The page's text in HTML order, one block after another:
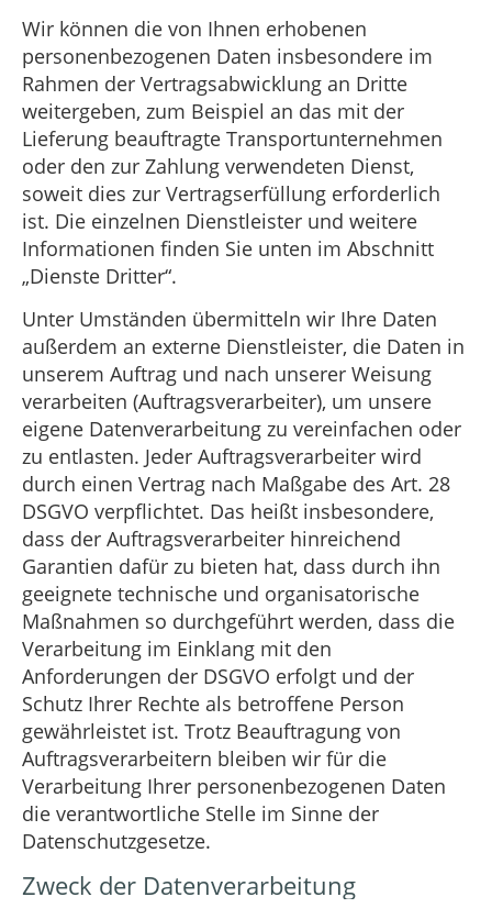
Wir können die von Ihnen erhobenen
personenbezogenen Daten insbesondere im
Rahmen der Vertragsabwicklung an Dritte
weitergeben, zum Beispiel an das mit der
Lieferung beauftragte Transportunternehmen
oder den zur Zahlung verwendeten Dienst,
soweit dies zur Vertragserfüllung erforderlich
ist. Die einzelnen Dienstleister und weitere
Informationen finden Sie unten im Abschnitt
„Dienste Dritter“.
Unter Umständen übermitteln wir Ihre Daten
außerdem an externe Dienstleister, die Daten in
unserem Auftrag und nach unserer Weisung
verarbeiten (Auftragsverarbeiter), um unsere
eigene Datenverarbeitung zu vereinfachen oder
zu entlasten. Jeder Auftragsverarbeiter wird
durch einen Vertrag nach Maßgabe des Art. 28
DSGVO verpflichtet. Das heißt insbesondere,
dass der Auftragsverarbeiter hinreichend
Garantien dafür zu bieten hat, dass durch ihn
geeignete technische und organisatorische
Maßnahmen so durchgeführt werden, dass die
Verarbeitung im Einklang mit den
Anforderungen der DSGVO erfolgt und der
Schutz Ihrer Rechte als betroffene Person
gewährleistet ist. Trotz Beauftragung von
Auftragsverarbeitern bleiben wir für die
Verarbeitung Ihrer personenbezogenen Daten
die verantwortliche Stelle im Sinne der
Datenschutzgesetze.
Zweck der Datenverarbeitung